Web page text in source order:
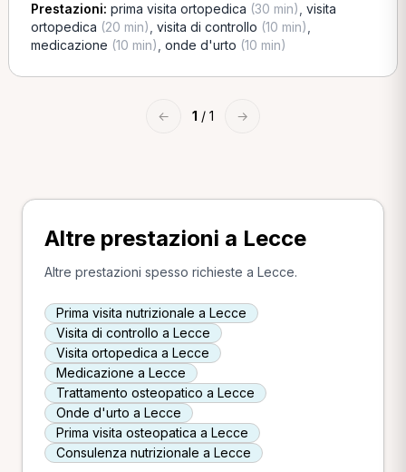
Prestazioni: prima visita ortopedica (30 min) visita
ortopedica (20 min) visita di controllo (10 min)
medicazione (10 min) onde d'urto (10 min)
← 1 / 1 →
Altre prestazioni a Lecce
Altre prestazioni spesso richieste a Lecce.
Prima visita nutrizionale a Lecce
Visita di controllo a Lecce
Visita ortopedica a Lecce
Medicazione a Lecce
Trattamento osteopatico a Lecce
Onde d'urto a Lecce
Prima visita osteopatica a Lecce
Consulenza nutrizionale a Lecce